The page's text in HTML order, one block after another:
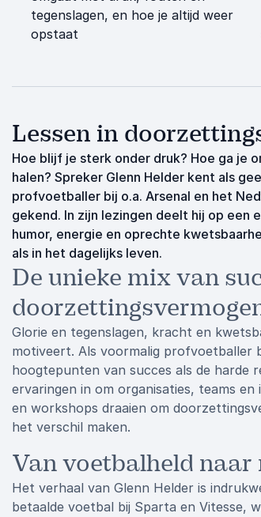
tegenslagen, en hoe je altijd weer
opstaat
Lessen in
Hoe blijf je sterk onder druk? Hoe ga je
halen? Spreker Glenn Helder kent als
profvoetballer bij o.a. Arsenal en het
gekend. In zijn lezingen deelt hij op een
humor, energie en oprechte
als in het dagelijks leven.
De unieke mix van
Glorie en tegenslagen, kracht en
motiveert. Als voormalig profvoetballer
hoogtepunten van succes als de harde
ervaringen in om organisaties, teams
en workshops draaien om
het verschil maken.
Van voetbalheld
Het verhaal van Glenn Helder is
betaalde voetbal bij Sparta en Vitesse,